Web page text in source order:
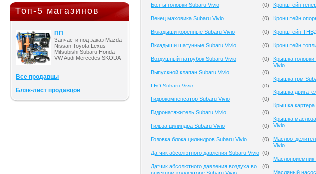
Топ-5 магазинов
ПП
Запчасти под заказ Mazda
Nissan Toyota Lexus
Mitsubishi Subaru Honda
VW Audi Mercedes SKODA
Все продавцы
Блэк-лист продавцов
Болты головки Subaru Vivio (0)
Венец маховика Subaru Vivio (0)
Вкладыши коренные Subaru Vivio (0)
Вкладыши шатунные Subaru Vivio (0)
Воздушный патрубок Subaru Vivio (0)
Выпускной клапан Subaru Vivio (0)
ГБО Subaru Vivio (0)
Гидрокомпенсатор Subaru Vivio (0)
Гидронатяжитель Subaru Vivio (0)
Гильза цилиндра Subaru Vivio (0)
Головка блока цилиндров Subaru Vivio (0)
Датчик абсолютного давления Subaru Vivio (0)
Датчик абсолютного давления воздуха во
впускном коллекторе Subaru Vivio
(0)
Кронштейн
Кронштейн
Кронштейн
Кронштейн
Крышка головки
Vivio
Крышка грм
Крышка
Крышка картера
Крышка
Vivio
Vivio
Маслоприемник
Масляный